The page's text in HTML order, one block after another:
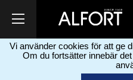
Vi använder cookies för att ge
Om du fortsätter innebär